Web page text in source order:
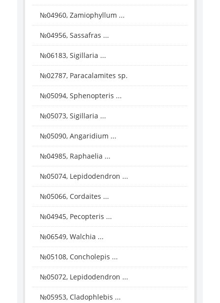
№04960, Zamiophyllum ...
№04956, Sassafras ...
№06183, Sigillaria ...
№02787, Paracalamites sp.
№05094, Sphenopteris ...
№05073, Sigillaria ...
№05090, Angaridium ...
№04985, Raphaelia ...
№05074, Lepidodendron ...
№05066, Cordaites ...
№04945, Pecopteris ...
№06549, Walchia ...
№05108, Concholepis ...
№05072, Lepidodendron ...
№05953, Cladophlebis ...